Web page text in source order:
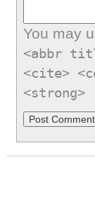
You may
<abbr
<cite>
<strong>